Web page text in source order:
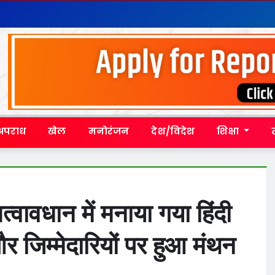
खेल मनोरंजन देश/विदेश शिक्षा
में मनाया गया हिंदी
जिम्मेदारियों पर हुआ मंथन